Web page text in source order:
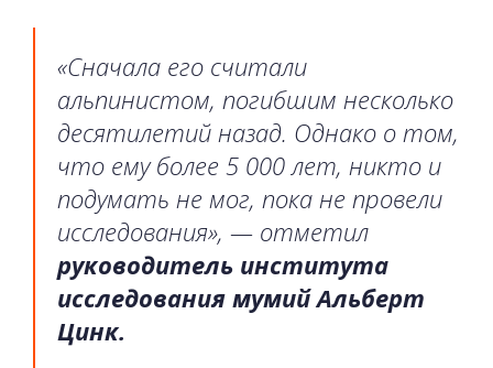
«Сначала его считали
альпинистом, погибшим несколько
десятилетий назад. Однако о том,
что ему более 5 000 лет, никто и
подумать не мог, пока не провели
исследования», — отметил
руководитель института
исследования мумий Альберт
Цинк.